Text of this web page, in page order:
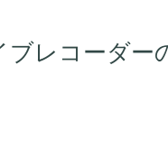
レコーダー